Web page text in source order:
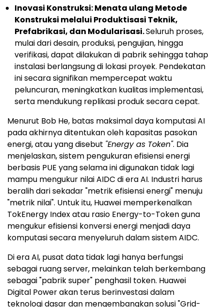
Inovasi Konstruksi: Menata ulang Metode
Konstruksi melalui Produktisasi Teknik,
Prefabrikasi, dan Modularisasi.Seluruh proses,
mulai dari desain, produksi, pengujian, hingga
verifikasi, dapat dilakukan di pabrik sehingga tahap
instalasi berlangsung di lokasi proyek. Pendekatan
ini secara signifikan mempercepat waktu
peluncuran, meningkatkan kualitas implementasi,
serta mendukung replikasi produk secara cepat.
Menurut Bob He, batas maksimal daya komputasi AI
pada akhirnya ditentukan oleh kapasitas pasokan
energi, atau yang disebut "Energy as Token". Dia
menjelaskan, sistem pengukuran efisiensi energi
berbasis PUE yang selama ini digunakan tidak lagi
mampu mengukur nilai AIDC di era AI. Industri harus
beralih dari sekadar "metrik efisiensi energi" menuju
"metrik nilai". Untuk itu, Huawei memperkenalkan
TokEnergy Index atau rasio Energy-to-Token guna
mengukur efisiensi konversi energi menjadi daya
komputasi secara menyeluruh dalam sistem AIDC.
Di era AI, pusat data tidak lagi hanya berfungsi
sebagai ruang server, melainkan telah berkembang
sebagai "pabrik super" penghasil token. Huawei
Digital Power akan terus berinvestasi dalam
teknologi dasar dan mengembangkan solusi "Grid-